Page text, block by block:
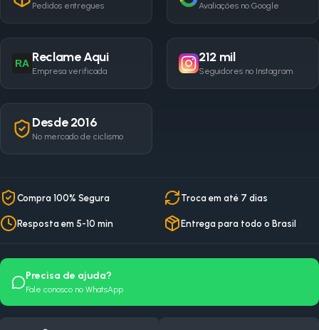
Pedidos entregues Avaliações no Google
RA Reclame Aqui
Empresa verificada
212 mil
Seguidores no Instagram
Desde 2016
No mercado de ciclismo
Compra 100% Segura Troca em até 7 dias
Resposta em 5-10 min Entrega para todo o Brasil
Precisa de ajuda?
Fale conosco no WhatsApp